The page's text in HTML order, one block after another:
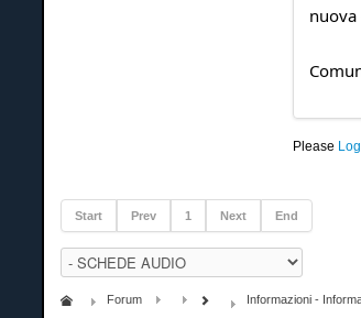
nuova
Please
Start Prev 1 Next End
Forum Informazioni -